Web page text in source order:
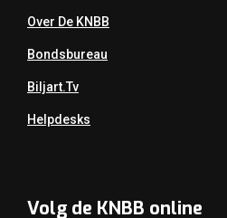
Over De KNBB
Bondsbureau
Biljart.tv
Helpdesks
Volg de KNBB online